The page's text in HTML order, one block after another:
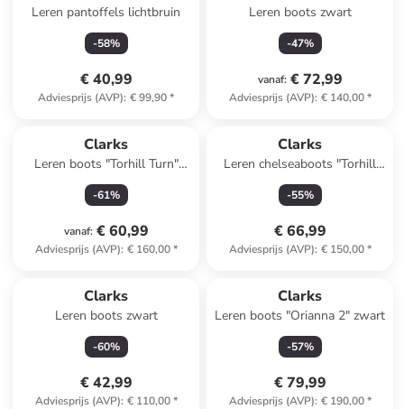
Leren pantoffels lichtbruin
-58%
€ 40,99
Adviesprijs (AVP): € 99,90*
Leren boots zwart
-47%
vanaf: € 72,99
Adviesprijs (AVP): € 140,00*
Clarks
Leren boots "Torhill Turn"
zwart
-61%
vanaf: € 60,99
Adviesprijs (AVP): € 160,00*
Clarks
Leren chelseaboots "Torhill
Maple" zwart
-55%
€ 66,99
Adviesprijs (AVP): € 150,00*
Clarks
Leren boots zwart
-60%
€ 42,99
Adviesprijs (AVP): € 110,00*
Clarks
Leren boots "Orianna 2" zwart
-57%
€ 79,99
Adviesprijs (AVP): € 190,00*